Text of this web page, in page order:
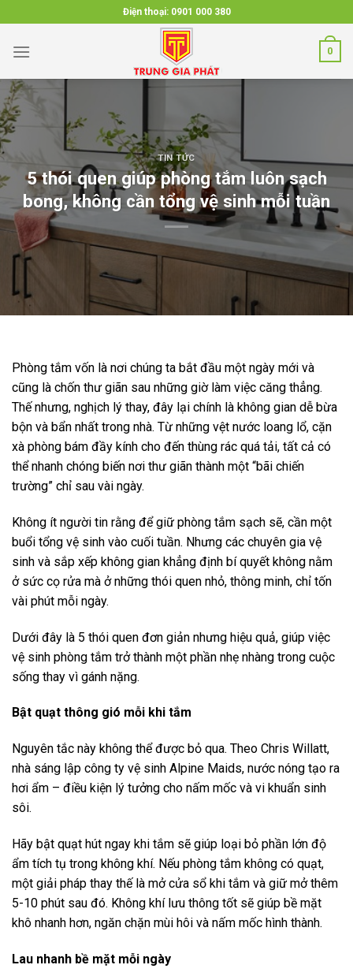
to
content
Điện thoại: 0901 000 380
0
TIN TỨC
5 thói quen giúp phòng tắm luôn sạch
bong, không cần tổng vệ sinh mỗi tuần
Phòng tắm vốn là nơi chúng ta bắt đầu một ngày mới và
cũng là chốn thư giãn sau những giờ làm việc căng thẳng.
Thế nhưng, nghịch lý thay, đây lại chính là không gian dễ bừa
bộn và bẩn nhất trong nhà. Từ những vệt nước loang lổ, cặn
xà phòng bám đầy kính cho đến thùng rác quá tải, tất cả có
thể nhanh chóng biến nơi thư giãn thành một “bãi chiến
trường” chỉ sau vài ngày.
Không ít người tin rằng để giữ phòng tắm sạch sẽ, cần một
buổi tổng vệ sinh vào cuối tuần. Nhưng các chuyên gia vệ
sinh và sắp xếp không gian khẳng định bí quyết không nằm
ở sức cọ rửa mà ở những thói quen nhỏ, thông minh, chỉ tốn
vài phút mỗi ngày.
Dưới đây là 5 thói quen đơn giản nhưng hiệu quả, giúp việc
vệ sinh phòng tắm trở thành một phần nhẹ nhàng trong cuộc
sống thay vì gánh nặng.
Bật quạt thông gió mỗi khi tắm
Nguyên tắc này không thể được bỏ qua. Theo Chris Willatt,
nhà sáng lập công ty vệ sinh Alpine Maids, nước nóng tạo ra
hơi ẩm – điều kiện lý tưởng cho nấm mốc và vi khuẩn sinh
sôi.
Hãy bật quạt hút ngay khi tắm sẽ giúp loại bỏ phần lớn độ
ẩm tích tụ trong không khí. Nếu phòng tắm không có quạt,
một giải pháp thay thế là mở cửa sổ khi tắm và giữ mở thêm
5-10 phút sau đó. Không khí lưu thông tốt sẽ giúp bề mặt
khô nhanh hơn, ngăn chặn mùi hôi và nấm mốc hình thành.
Lau nhanh bề mặt mỗi ngày